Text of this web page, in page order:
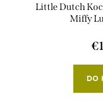
Little Dutch
Miffy
DO